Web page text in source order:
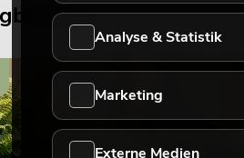
Analyse & Statistik
Marketing
Externe Medien